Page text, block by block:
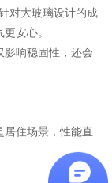
对大玻璃设计的成
安心。
影响稳固性，还会
居住场景，性能直